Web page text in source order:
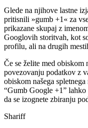
Glede na njihove lastne
pritisnili »gumb +1« za
prikazane skupaj z
Googlovih storitvah, kot
profilu, ali na drugih
Če se želite med obiskom
povezovanju podatkov z
obiskom našega
“Gumb Google +1”
da se izognete zbiranju
Shariff